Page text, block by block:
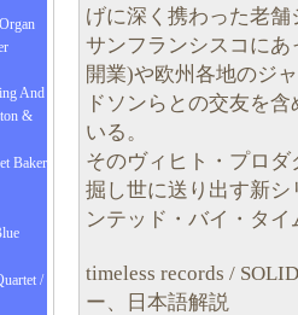
And
&
Baker
/
げに深く携わった老
サンフランシスコに
開業)や欧州各地のジ
ドソンらとの交友を
いる。
そのヴィヒト・プロ
掘し世に送り出す新
ンテッド・バイ・タ
timeless records /
ー、日本語解説